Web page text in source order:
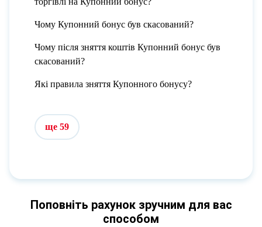
Чому Купонний бонус був скасований?
Чому після зняття коштів Купонний бонус був
скасований?
Які правила зняття Купонного бонусу?
ще 59
Поповніть рахунок зручним для вас
способом